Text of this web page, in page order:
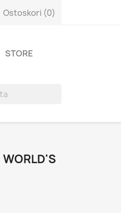
Ostoskori (0)
STORE
WORLD'S